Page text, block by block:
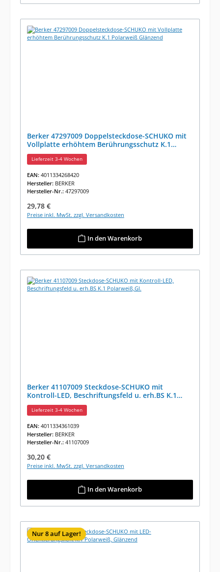
Berker 47297009 Doppelsteckdose-SCHUKO mit
Vollplatte erhöhtem Berührungsschutz K.1
Polarweiß Glänzend
Lieferzeit 3-4 Wochen
EAN: 4011334268420
Hersteller: BERKER
Hersteller-Nr.: 47297009
Regulärer Preis:
29,78 €
Preise inkl. MwSt. zzgl. Versandkosten
In den Warenkorb
Berker 41107009 Steckdose-SCHUKO mit
Kontroll-LED, Beschriftungsfeld u. erh.BS K.1
Polarweiß,Gl.
Lieferzeit 3-4 Wochen
EAN: 4011334361039
Hersteller: BERKER
Hersteller-Nr.: 41107009
Regulärer Preis:
30,20 €
Preise inkl. MwSt. zzgl. Versandkosten
In den Warenkorb
Nur 8 auf Lager!